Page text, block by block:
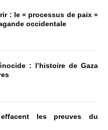
: le « processus de paix »
occidentale
: l’histoire de Gaza
les preuves du